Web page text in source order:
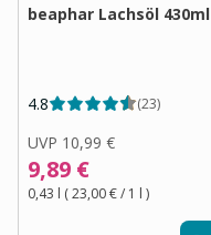
beaphar Lachsöl 430ml
4.8 (23)
UVP 10,99 €
9,89 €
0,43 l (23,00 €/ 1 l )